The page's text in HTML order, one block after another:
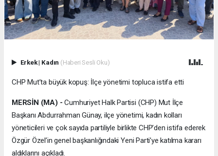
Erkek| Kadın (Haberi Sesli Oku)
CHP Mut’ta büyük kopuş: İlçe yönetimi topluca istifa etti
MERSİN (MA) - Cumhuriyet Halk Partisi (CHP) Mut İlçe
Başkanı Abdurrahman Günay, ilçe yönetimi, kadın kolları
yöneticileri ve çok sayıda partiliyle birlikte CHP’den istifa ederek
Özgür Özel’in genel başkanlığındaki Yeni Parti’ye katılma kararı
aldıklarını açıkladı.